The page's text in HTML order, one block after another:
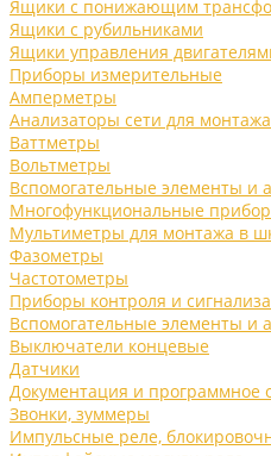
Ящики с понижающим
Ящики с рубильниками
Ящики управления
Приборы измерительные
Амперметры
Анализаторы сети для
Ваттметры
Вольтметры
Вспомогательные элементы и
Многофункциональные
Мультиметры для монтажа в
Фазометры
Частотометры
Приборы контроля и
Вспомогательные элементы и
Выключатели концевые
Датчики
Документация и программное
Звонки, зуммеры
Импульсные реле,